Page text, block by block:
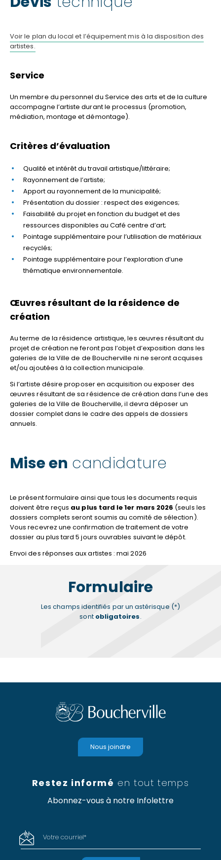
Voir le plan du local et l’équipement mis à la disposition des
artistes.
Service
Un membre du personnel du Service des arts et de la culture
accompagne l’artiste durant le processus (promotion,
médiation, montage et démontage).
Critères d’évaluation
Qualité et intérêt du travail artistique/littéraire;
Rayonnement de l’artiste;
Apport au rayonnement de la municipalité;
Présentation du dossier : respect des exigences;
Faisabilité du projet en fonction du budget et des
ressources disponibles au Café centre d’art;
Pointage supplémentaire pour l’utilisation de matériaux
recyclés;
Pointage supplémentaire pour l’exploration d’une
thématique environnementale.
Œuvres résultant de la résidence de
création
Au terme de la résidence artistique, les œuvres résultant du
projet de création ne feront pas l’objet d’exposition dans les
galeries de la Ville de de Boucherville ni ne seront acquises
et/ou ajoutées à la collection municipale.
Si l’artiste désire proposer en acquisition ou exposer des
œuvres résultant de sa résidence de création dans l’une des
galeries de la Ville de Boucherville, il devra déposer un
dossier complet dans le cadre des appels de dossiers
annuels.
Mise en candidature
Le présent formulaire ainsi que tous les documents requis
doivent être reçus au plus tard le 1er mars 2026 (seuls les
dossiers complets seront soumis au comité de sélection).
Vous recevrez une confirmation de traitement de votre
dossier au plus tard 5 jours ouvrables suivant le dépôt.
Envoi des réponses aux artistes : mai 2026
Formulaire
Les champs identifiés par un astérisque (*)
sont obligatoires.
Restez informé en tout temps
Abonnez-vous à notre Infolettre
Votre courriel*
Nous joindre